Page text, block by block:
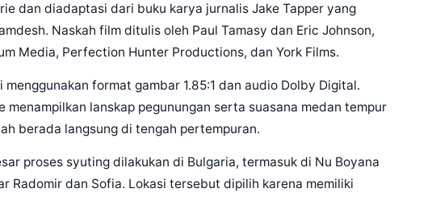
dan diadaptasi dari buku karya jurnalis Jake Tapper yang
Naskah film ditulis oleh Paul Tamasy dan Eric Johnson,
Media, Perfection Hunter Productions, dan York Films.
format gambar 1.85:1 dan audio Dolby Digital.
lanskap pegunungan serta suasana medan tempur
berada langsung di tengah pertempuran.
proses syuting dilakukan di Bulgaria, termasuk di Nu Boyana
Radomir dan Sofia. Lokasi tersebut dipilih karena memiliki